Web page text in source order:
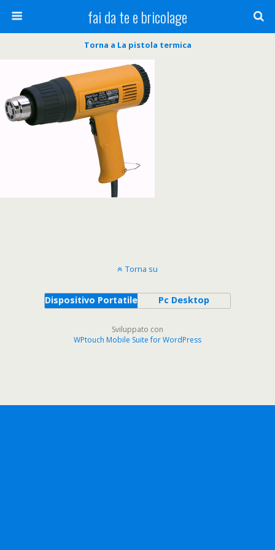
fai da te e bricolage
Torna a La pistola termica
Torna su
Dispositivo Portatile Pc Desktop
Sviluppato con
WPtouch Mobile Suite for WordPress